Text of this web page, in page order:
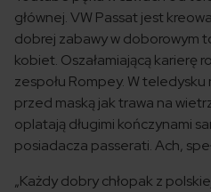
głównej. VW Passat jest
dobrej zabawy w doborowym
kobiet. Oszałamiającą karierę
zespołu Rompey. W teledysku
przed maską jak trawa na
oplatają długimi kończynami
posiadacza passerati. Ach,
„Każdy dobry chłopak z